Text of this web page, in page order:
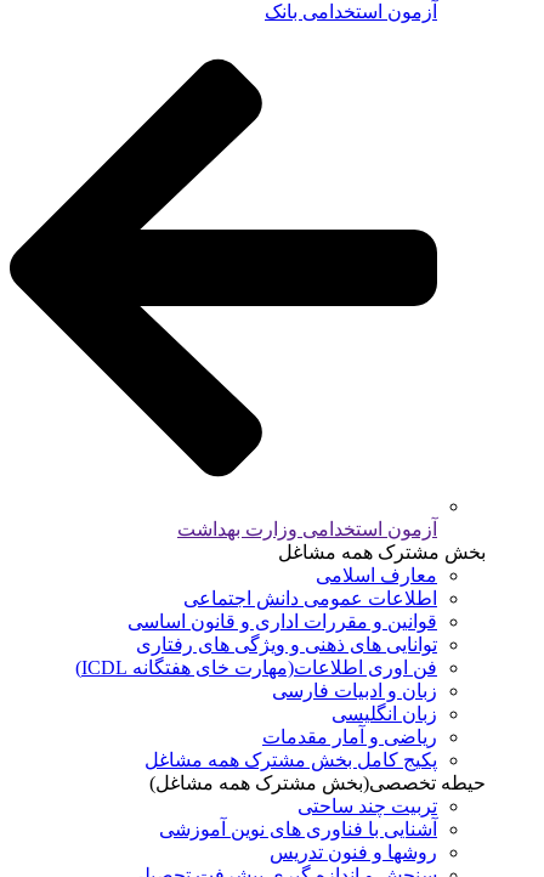
آزمون استخدامی بانک
آزمون استخدامی وزارت بهداشت
بخش مشترک همه مشاغل
معارف اسلامی
اطلاعات عمومی دانش اجتماعی
قوانین و مقررات اداری و قانون اساسی
توانایی های ذهنی و ویژگی های رفتاری
فن اوری اطلاعات(مهارت خای هفتگانه ICDL)
زبان و ادبیات فارسی
زبان انگلیسی
ریاضی و آمار مقدمات
پکیج کامل بخش مشترک همه مشاغل
حیطه تخصصی(بخش مشترک همه مشاغل)
تربیت چند ساحتی
آشنایی با فناوری های نوین آموزشی
روشها و فنون تدريس